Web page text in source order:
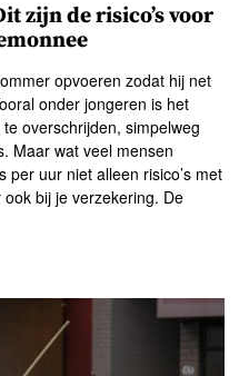
zijn de risico’s voor
opvoeren zodat hij net
onder jongeren is het
overschrijden, simpelweg
Maar wat veel mensen
uur niet alleen risico’s met
bij je verzekering. De